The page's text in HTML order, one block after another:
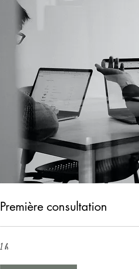
Première consultation
1 h